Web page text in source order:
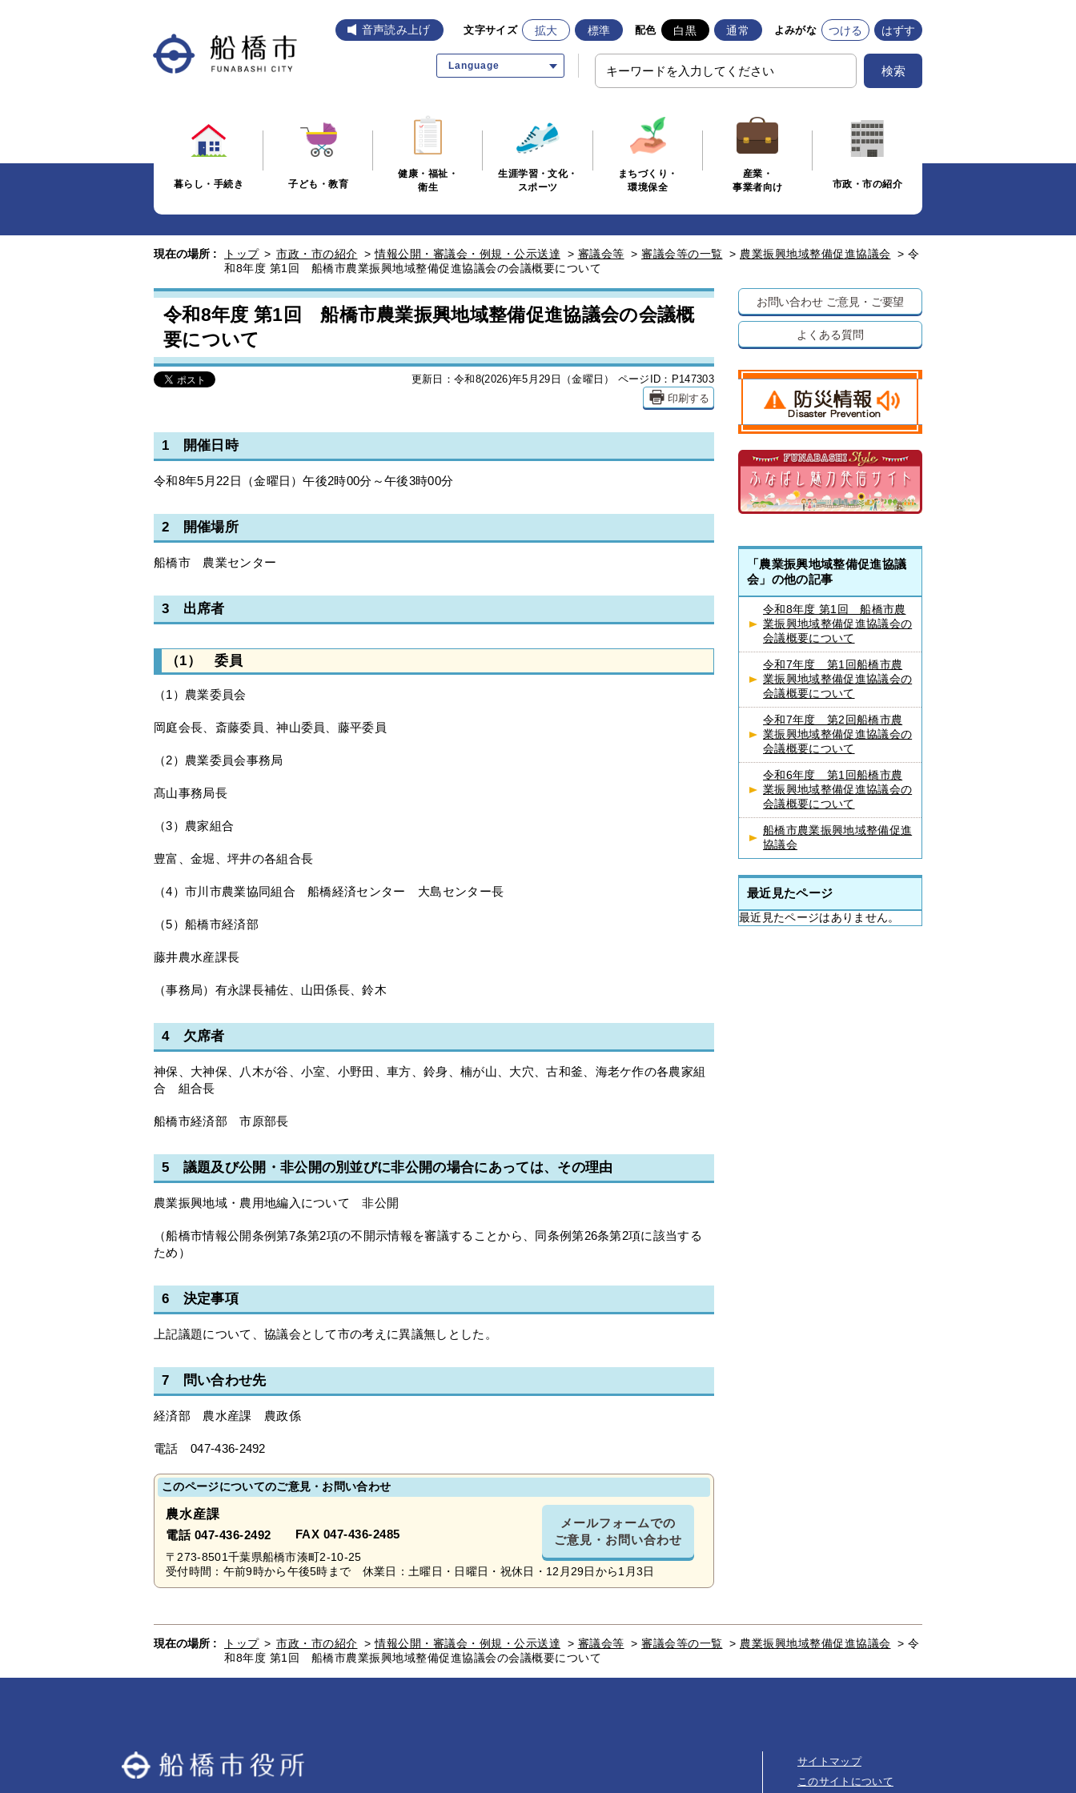
音声読み上げ 文字サイズ 拡大 標準 配色 白黒 通常 よみがな つける はずす
Language 検索
暮らし・手続き 子ども・教育
健康・福祉・
衛生
生涯学習・文化・
スポーツ
まちづくり・
環境保全
産業・
事業者向け
市政・市の紹介
現在の場所 : トップ > 市政・市の紹介 >情報公開・審議会・例規・公示送達 > 審議会等 > 審議会等の一覧 > 農業振興地域整備促進協議会 > 令
和8年度 第1回 船橋市農業振興地域整備促進協議会の会議概要について
令和8年度 第1回 船橋市農業振興地域整備促進協議会の会議概
要について
更新日：令和8(2026)年5月29日（金曜日） ページID：P147303
印刷する
1 開催日時
令和8年5月22日（金曜日）午後2時00分～午後3時00分
2 開催場所
船橋市 農業センター
3 出席者
（1） 委員
（1）農業委員会
岡庭会長、斎藤委員、神山委員、藤平委員
（2）農業委員会事務局
髙山事務局長
（3）農家組合
豊富、金堀、坪井の各組合長
（4）市川市農業協同組合 船橋経済センター 大島センター長
（5）船橋市経済部
藤井農水産課長
（事務局）有永課長補佐、山田係長、鈴木
4 欠席者
神保、大神保、八木が谷、小室、小野田、車方、鈴身、楠が山、大穴、古和釜、海老ケ作の各農家組
合 組合長
船橋市経済部 市原部長
5 議題及び公開・非公開の別並びに非公開の場合にあっては、その理由
農業振興地域・農用地編入について 非公開
（船橋市情報公開条例第7条第2項の不開示情報を審議することから、同条例第26条第2項に該当する
ため）
6 決定事項
上記議題について、協議会として市の考えに異議無しとした。
7 問い合わせ先
経済部 農水産課 農政係
電話 047-436-2492
このページについてのご意見・お問い合わせ
農水産課
電話 047-436-2492 FAX 047-436-2485
メールフォームでの
ご意見・お問い合わせ
〒273-8501千葉県船橋市湊町2-10-25
受付時間：午前9時から午後5時まで 休業日：土曜日・日曜日・祝休日・12月29日から1月3日
お問い合わせ ご意見・ご要望
よくある質問
「農業振興地域整備促進協議
会」の他の記事
令和8年度 第1回 船橋市農
業振興地域整備促進協議会の
会議概要について
令和7年度 第1回船橋市農
業振興地域整備促進協議会の
会議概要について
令和7年度 第2回船橋市農
業振興地域整備促進協議会の
会議概要について
令和6年度 第1回船橋市農
業振興地域整備促進協議会の
会議概要について
船橋市農業振興地域整備促進
協議会
最近見たページ
最近見たページはありません。
現在の場所 : トップ > 市政・市の紹介 >情報公開・審議会・例規・公示送達 > 審議会等 > 審議会等の一覧 > 農業振興地域整備促進協議会 > 令
和8年度 第1回 船橋市農業振興地域整備促進協議会の会議概要について
サイトマップ
このサイトについて